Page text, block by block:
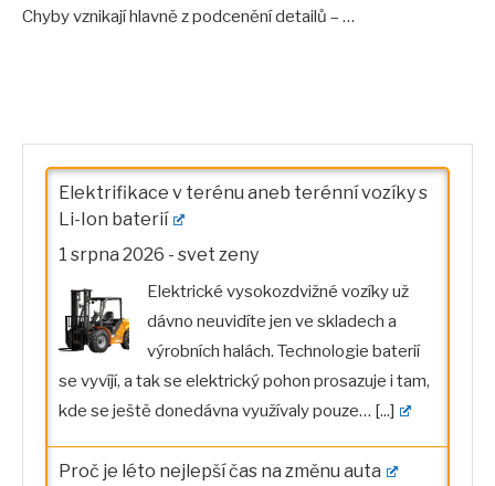
Chyby vznikají hlavně z podcenění detailů – …
Elektrifikace v terénu aneb terénní vozíky s
Li-Ion baterií
1 srpna 2026 - svet zeny
Elektrické vysokozdvižné vozíky už
dávno neuvidíte jen ve skladech a
výrobních halách. Technologie baterií
se vyvíjí, a tak se elektrický pohon prosazuje i tam,
kde se ještě donedávna využívaly pouze… [...]
Proč je léto nejlepší čas na změnu auta